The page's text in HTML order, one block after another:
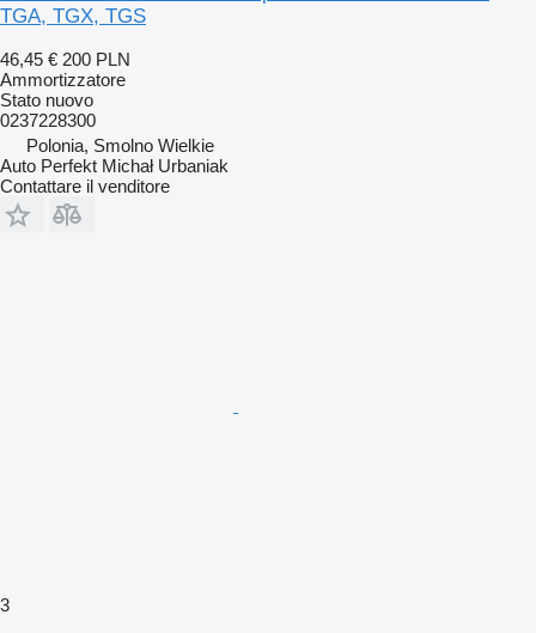
TGA, TGX, TGS
46,45 € 200 PLN
Ammortizzatore
Stato nuovo
0237228300
Polonia, Smolno Wielkie
Auto Perfekt Michał Urbaniak
Contattare il venditore
3